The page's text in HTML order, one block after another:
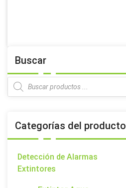
Buscar
Products
search
Categorías del producto
Detección de Alarmas
Extintores